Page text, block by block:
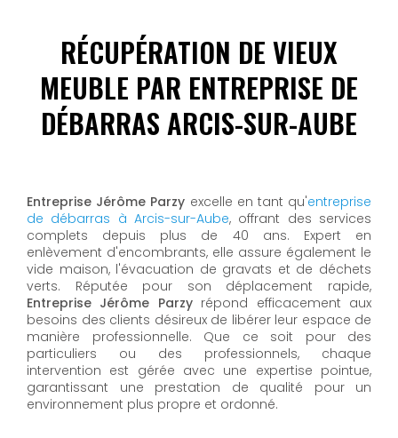
RÉCUPÉRATION DE VIEUX
MEUBLE PAR ENTREPRISE DE
DÉBARRAS ARCIS-SUR-AUBE
Entreprise Jérôme Parzy excelle en tant qu'entreprise
de débarras à Arcis-sur-Aube, offrant des services
complets depuis plus de 40 ans. Expert en
enlèvement d'encombrants, elle assure également le
vide maison, l'évacuation de gravats et de déchets
verts. Réputée pour son déplacement rapide,
Entreprise Jérôme Parzyrépond efficacement aux
besoins des clients désireux de libérer leur espace de
manière professionnelle. Que ce soit pour des
particuliers ou des professionnels, chaque
intervention est gérée avec une expertise pointue,
garantissant une prestation de qualité pour un
environnement plus propre et ordonné.